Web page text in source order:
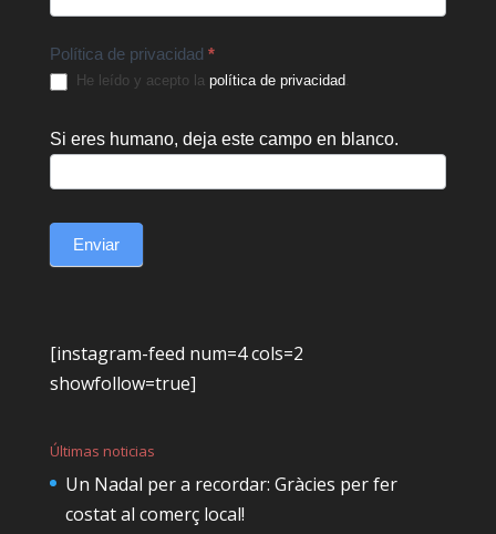
Política de privacidad *
He leído y acepto la política de privacidad.
Si eres humano, deja este campo en blanco.
Enviar
[instagram-feed num=4 cols=2
showfollow=true]
Últimas noticias
Un Nadal per a recordar: Gràcies per fer
costat al comerç local!